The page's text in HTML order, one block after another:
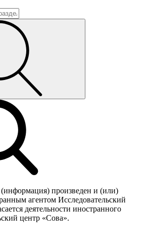
произведен и (или)
агентом Исследовательский
деятельности иностранного
центр «Сова».